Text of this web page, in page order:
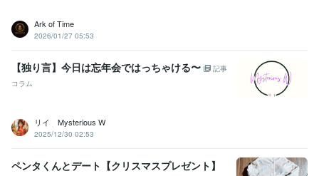
Ark of Time
2026/01/27 05:53
【独り言】今日は忘年会ではっちゃける〜
記事
コラム
リイ Mysterious W
2025/12/30 02:53
ペンタくんとデート【クリスマスプレゼント】